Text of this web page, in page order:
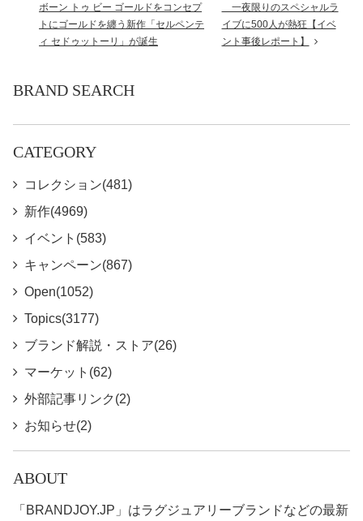
ボーン トゥ ビー ゴールドをコンセプ
トにゴールドを纏う新作「セルペンテ
ィ セドゥットーリ」が誕生
一夜限りのスペシャルラ
イブに500人が熱狂【イベ
ント事後レポート】
BRAND SEARCH
CATEGORY
コレクション(481)
新作(4969)
イベント(583)
キャンペーン(867)
Open(1052)
Topics(3177)
ブランド解説・ストア(26)
マーケット(62)
外部記事リンク(2)
お知らせ(2)
ABOUT
「BRANDJOY.JP」はラグジュアリーブランドなどの最新